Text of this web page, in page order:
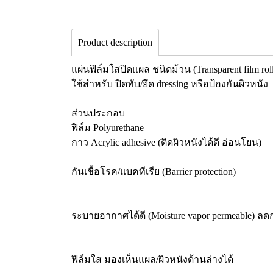
Product description
แผ่นฟิล์มใสปิดแผล ชนิดม้วน (Transparent film
ใช้สำหรับ ปิดทับ/ยึด dressing หรือป้องกันผิวหนัง
ส่วนประกอบ
ฟิล์ม Polyurethane
กาว Acrylic adhesive (ติดผิวหนังได้ดี อ่อนโยน)
กันเชื้อโรค/แบคทีเรีย (Barrier protection)
ระบายอากาศได้ดี (Moisture vapor permeable) ล
ฟิล์มใส มองเห็นแผล/ผิวหนังด้านล่างได้